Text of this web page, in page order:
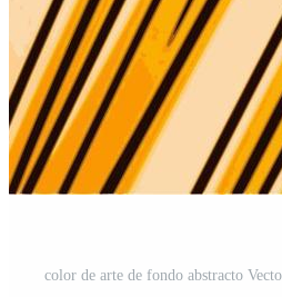
color de arte de fondo abstracto